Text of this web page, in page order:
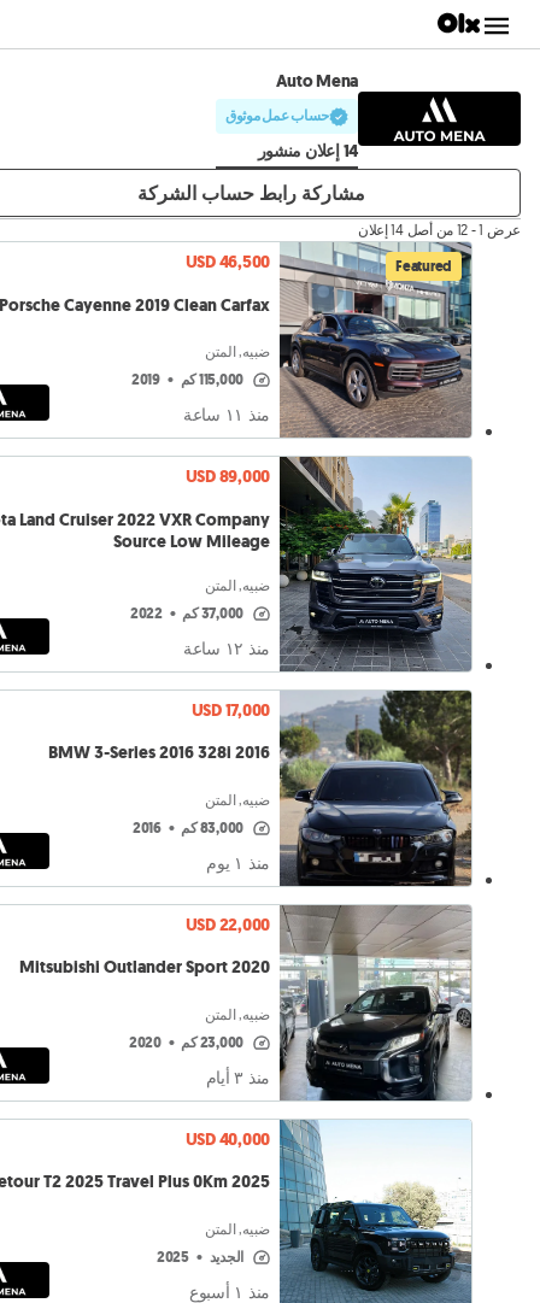
Auto Mena
حساب عمل موثوق
14 إعلان منشور
مشاركة رابط حساب الشركة
عرض 1 - 12 من أصل 14 إعلان
Featured
USD 46,500
Cayenne 2019 Clean Carfax
ضبيه, المتن
115,000 كم •
2019
منذ ١١ ساعة
USD 89,000
Land Cruiser 2022 VXR Company
Source Low Mileage
ضبيه, المتن
37,000 كم •
2022
منذ ١٢ ساعة
USD 17,000
BMW 3-Series 2016 328i 2016
ضبيه, المتن
83,000 كم •
2016
منذ ١ يوم
USD 22,000
Mitsubishi Outlander Sport 2020
ضبيه, المتن
23,000 كم •
2020
منذ ٣ أيام
USD 40,000
T2 2025 Travel Plus 0Km 2025
ضبيه, المتن
الجديد •
2025
منذ ١ أسبوع